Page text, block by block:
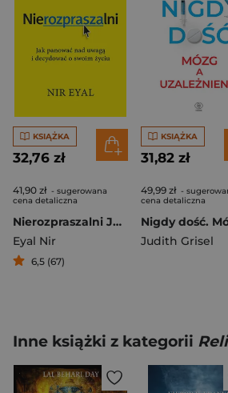
KSIĄŻKA
32,76 zł
41,90 zł - sugerowana
cena detaliczna
Nierozpraszalni Jak panować nad uwagą i decydować o swoim życiu
Eyal Nir
6,5 (67)
KSIĄŻKA
31,82 zł
49,99 zł -
cena detaliczna
Judith Grisel
Inne książki z kategorii